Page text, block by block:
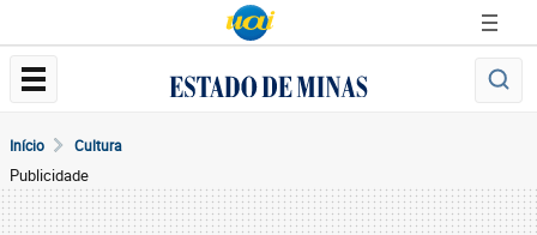
Início Cultura
Publicidade